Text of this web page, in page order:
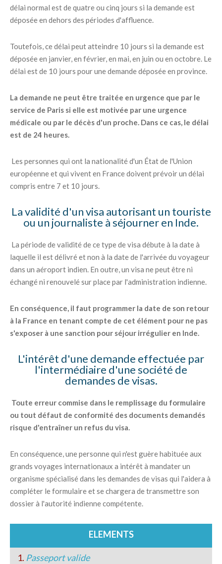
délai normal est de quatre ou cinq jours si la demande est
déposée en dehors des périodes d'affluence.
Toutefois, ce délai peut atteindre 10 jours si la demande est
déposée en janvier, en février, en mai, en juin ou en octobre. Le
délai est de 10 jours pour une demande déposée en province.
La demande ne peut être traitée en urgence que par le
service de Paris si elle est motivée par une urgence
médicale ou par le décès d'un proche. Dans ce cas, le délai
est de 24 heures.
Les personnes qui ont la nationalité d'un État de l'Union
européenne et qui vivent en France doivent prévoir un délai
compris entre 7 et 10 jours.
La validité d'un visa autorisant un touriste
ou un journaliste à séjourner en Inde.
La période de validité de ce type de visa débute à la date à
laquelle il est délivré et non à la date de l'arrivée du voyageur
dans un aéroport indien. En outre, un visa ne peut être ni
échangé ni renouvelé sur place par l'administration indienne.
En conséquence, il faut programmer la date de son retour
à la France en tenant compte de cet élément pour ne pas
s'exposer à une sanction pour séjour irrégulier en Inde.
L'intérêt d'une demande effectuée par
l'intermédiaire d'une société de
demandes de visas.
Toute erreur commise dans le remplissage du formulaire
ou tout défaut de conformité des documents demandés
risque d'entraîner un refus du visa.
En conséquence, une personne qui n'est guère habituée aux
grands voyages internationaux a intérêt à mandater un
organisme spécialisé dans les demandes de visas qui l'aidera à
compléter le formulaire et se chargera de transmettre son
dossier à l'autorité indienne compétente.
ELEMENTS
1. Passeport valide